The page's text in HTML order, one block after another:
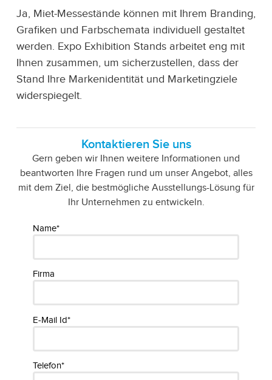
Ja, Miet-Messestände können mit Ihrem Branding,
Grafiken und Farbschemata individuell gestaltet
werden. Expo Exhibition Stands arbeitet eng mit
Ihnen zusammen, um sicherzustellen, dass der
Stand Ihre Markenidentität und Marketingziele
widerspiegelt.
Kontaktieren Sie uns
Gern geben wir Ihnen weitere Informationen und
beantworten Ihre Fragen rund um unser Angebot, alles
mit dem Ziel, die bestmögliche Ausstellungs-Lösung für
Ihr Unternehmen zu entwickeln.
Name*
Firma
E-Mail Id*
Telefon*